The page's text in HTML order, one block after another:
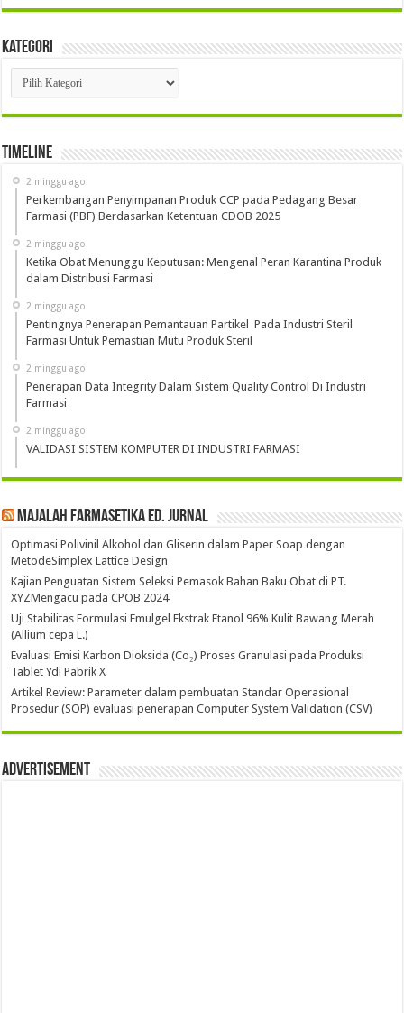
Kategori
Kategori
Timeline
2 minggu ago
Perkembangan Penyimpanan Produk CCP pada Pedagang Besar
Farmasi (PBF) Berdasarkan Ketentuan CDOB 2025
2 minggu ago
Ketika Obat Menunggu Keputusan: Mengenal Peran Karantina Produk
dalam Distribusi Farmasi
2 minggu ago
Pentingnya Penerapan Pemantauan Partikel Pada Industri Steril
Farmasi Untuk Pemastian Mutu Produk Steril
2 minggu ago
Penerapan Data Integrity Dalam Sistem Quality Control Di Industri
Farmasi
2 minggu ago
VALIDASI SISTEM KOMPUTER DI INDUSTRI FARMASI
Majalah Farmasetika Ed. Jurnal
Optimasi Polivinil Alkohol dan Gliserin dalam Paper Soap dengan
MetodeSimplex Lattice Design
Kajian Penguatan Sistem Seleksi Pemasok Bahan Baku Obat di PT.
XYZMengacu pada CPOB 2024
Uji Stabilitas Formulasi Emulgel Ekstrak Etanol 96% Kulit Bawang Merah
(Allium cepa L.)
Evaluasi Emisi Karbon Dioksida (Co₂) Proses Granulasi pada Produksi
Tablet Ydi Pabrik X
Artikel Review: Parameter dalam pembuatan Standar Operasional
Prosedur (SOP) evaluasi penerapan Computer System Validation (CSV)
Advertisement